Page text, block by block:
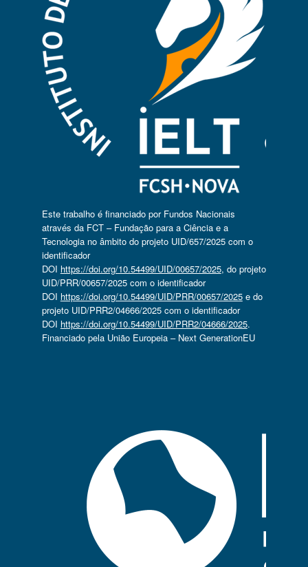
Este trabalho é financiado por Fundos Nacionais
através da FCT – Fundação para a Ciência e a
Tecnologia no âmbito do projeto UID/657/2025 com o
identificador
DOI https://doi.org/10.54499/UID/00657/2025, do projeto
UID/PRR/00657/2025 com o identificador
DOI https://doi.org/10.54499/UID/PRR/00657/2025e do
projeto UID/PRR2/04666/2025 com o identificador
DOI https://doi.org/10.54499/UID/PRR2/04666/2025.
Financiado pela União Europeia – Next GenerationEU